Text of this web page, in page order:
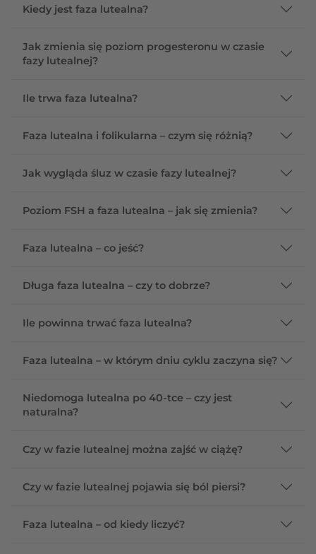
Kiedy jest faza lutealna?
Jak zmienia się poziom progesteronu w czasie
fazy lutealnej?
Ile trwa faza lutealna?
Faza lutealna i folikularna – czym się różnią?
Jak wygląda śluz w czasie fazy lutealnej?
Poziom FSH a faza lutealna – jak się zmienia?
Faza lutealna – co jeść?
Długa faza lutealna – czy to dobrze?
Ile powinna trwać faza lutealna?
Faza lutealna – w którym dniu cyklu zaczyna się?
Niedomoga lutealna po 40-tce – czy jest
naturalna?
Czy w fazie lutealnej można zajść w ciążę?
Czy w fazie lutealnej pojawia się ból piersi?
Faza lutealna – od kiedy liczyć?